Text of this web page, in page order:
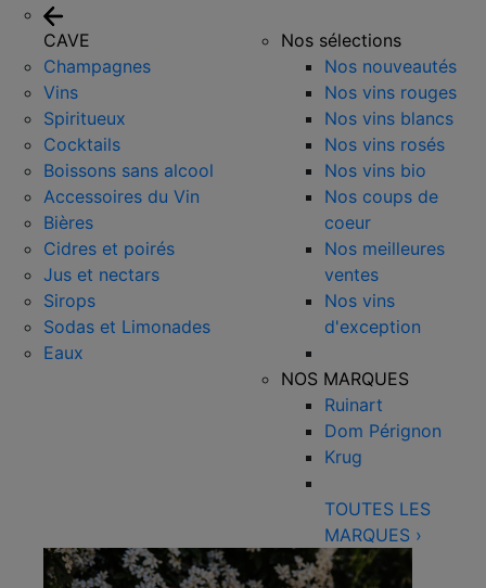
CAVE
Champagnes
Vins
Spiritueux
Cocktails
Boissons sans alcool
Accessoires du Vin
Bières
Cidres et poirés
Jus et nectars
Sirops
Sodas et Limonades
Eaux
Nos sélections
Nos nouveautés
Nos vins rouges
Nos vins blancs
Nos vins rosés
Nos vins bio
Nos coups de
coeur
Nos meilleures
ventes
Nos vins
d'exception
NOS MARQUES
Ruinart
Dom Pérignon
Krug
TOUTES LES
MARQUES ›